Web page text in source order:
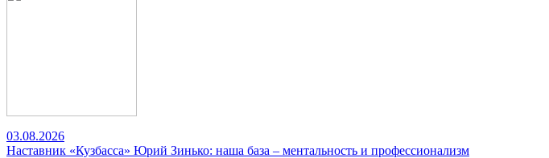
03.08.2026
Наставник «Кузбасса» Юрий Зинько: наша база – ментальность и профессионализм